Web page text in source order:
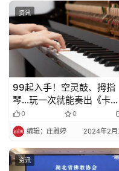
公
益
慈
善
佛
教
人
物
寺
资讯
99起入手！空灵鼓、拇指
琴…玩一次就能奏出《卡
农》
0 0
编辑：庄雅婷 2024年2月
资讯